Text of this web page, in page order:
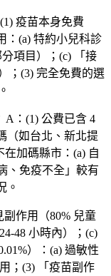
疫苗本身免費
：(a) 特約小兒科診
分項目）；(c) 「接
；(3) 完全免費的選
A：(1) 公費已含 4
（如台北、新北提
在加碼縣市 ：(a) 自
、免疫不全 」較有
。
副作用
（80% 兒童
48 小時內）；(c)
0.01%）：(a) 過敏性
；(3) 「疫苗副作